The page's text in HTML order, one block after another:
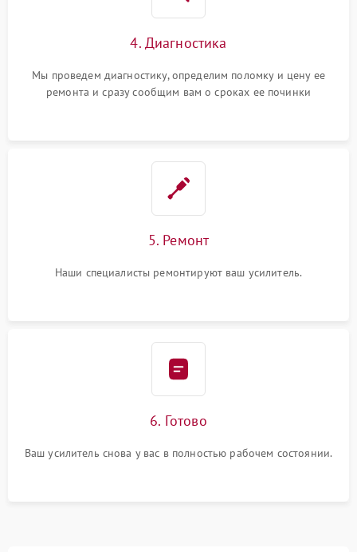
4. Диагностика
Мы проведем диагностику, определим поломку и цену ее
ремонта и сразу сообщим вам о сроках ее починки
5. Ремонт
Наши специалисты ремонтируют ваш усилитель.
6. Готово
Ваш усилитель снова у вас в полностью рабочем состоянии.